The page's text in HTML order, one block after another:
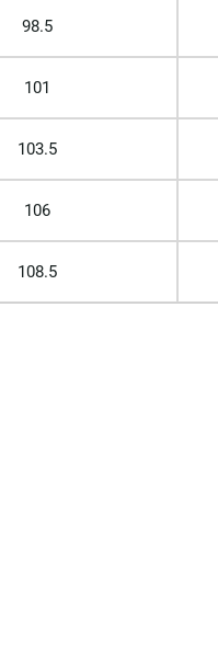
98.5
101
103.5
106
108.5